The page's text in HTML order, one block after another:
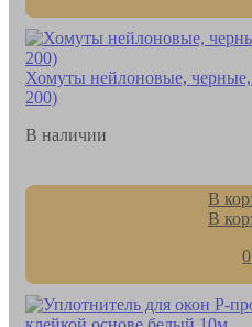
Хомуты нейлоновые,
200)
В наличии
В
В
0